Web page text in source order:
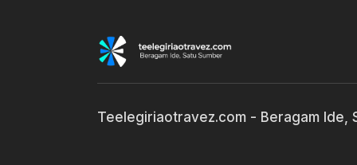
Teelegiriaotravez.com - Beragam Ide,